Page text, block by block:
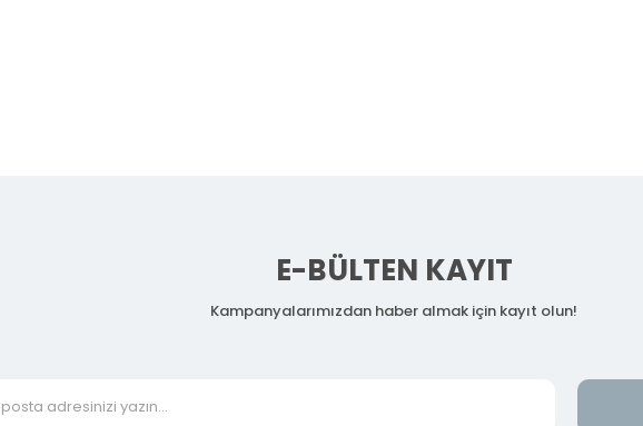
E-BÜLTEN KAYIT
Kampanyalarımızdan haber almak için kayıt olun!